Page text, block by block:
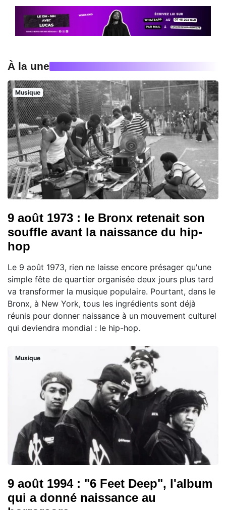
À la une
Musique
9 août 1973 : le Bronx retenait son
souffle avant la naissance du hip-
hop
Le 9 août 1973, rien ne laisse encore présager qu'une
simple fête de quartier organisée deux jours plus tard
va transformer la musique populaire. Pourtant, dans le
Bronx, à New York, tous les ingrédients sont déjà
réunis pour donner naissance à un mouvement culturel
qui deviendra mondial : le hip-hop.
Musique
9 août 1994 : "6 Feet Deep", l'album
qui a donné naissance au